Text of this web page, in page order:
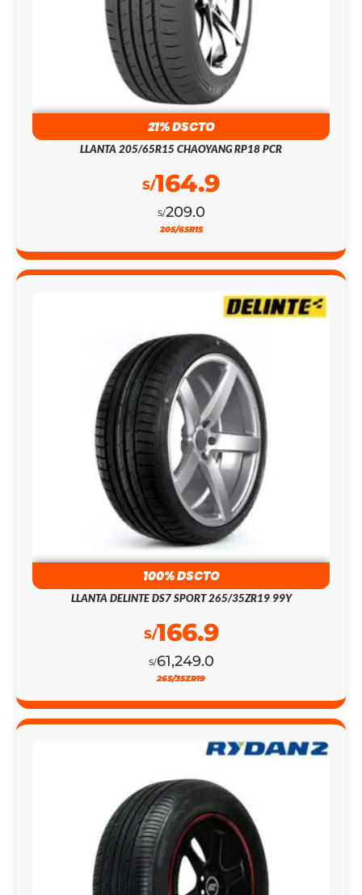
21% DSCTO
LLANTA 205/65R15 CHAOYANG RP18 PCR
S/209.0
S/164.9
205/65R15
100% DSCTO
LLANTA DELINTE DS7 SPORT 265/35ZR19 99Y
S/61,249.0
S/166.9
265/35ZR19